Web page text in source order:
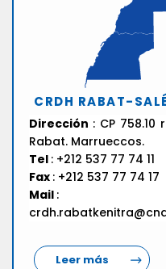
CRDH RABAT-
Dirección : CP
Rabat. Marrueccos.
Tel : +212 537 77 74 11
Fax : +212 537 77 74 17
Mail :
Leer más